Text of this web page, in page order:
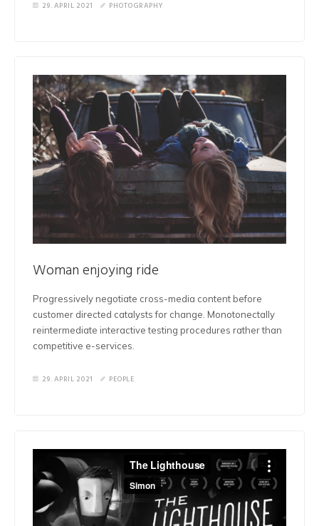
29. APRIL 2021 PHOTOGRAPHY
Woman enjoying ride
Progressively negotiate cross-media content before
customer directed catalysts for change. Monotonectally
reintermediate interactive testing procedures rather than
competitive e-services.
29. APRIL 2021 PEOPLE